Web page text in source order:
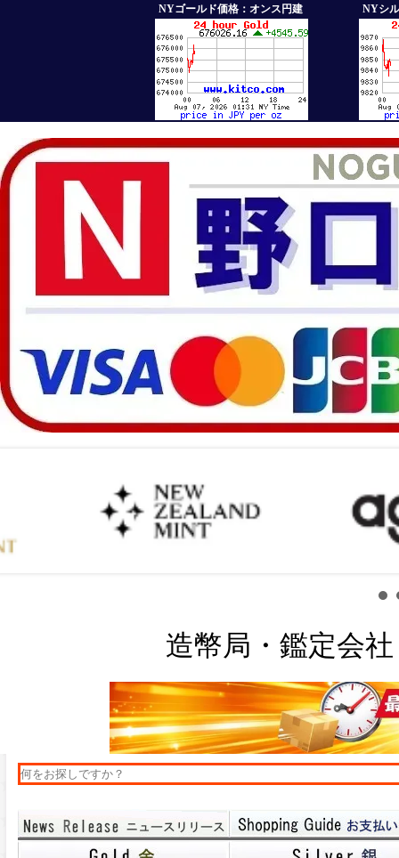
NYゴールド価格：オンス円建 NYシ
造幣局・鑑定会